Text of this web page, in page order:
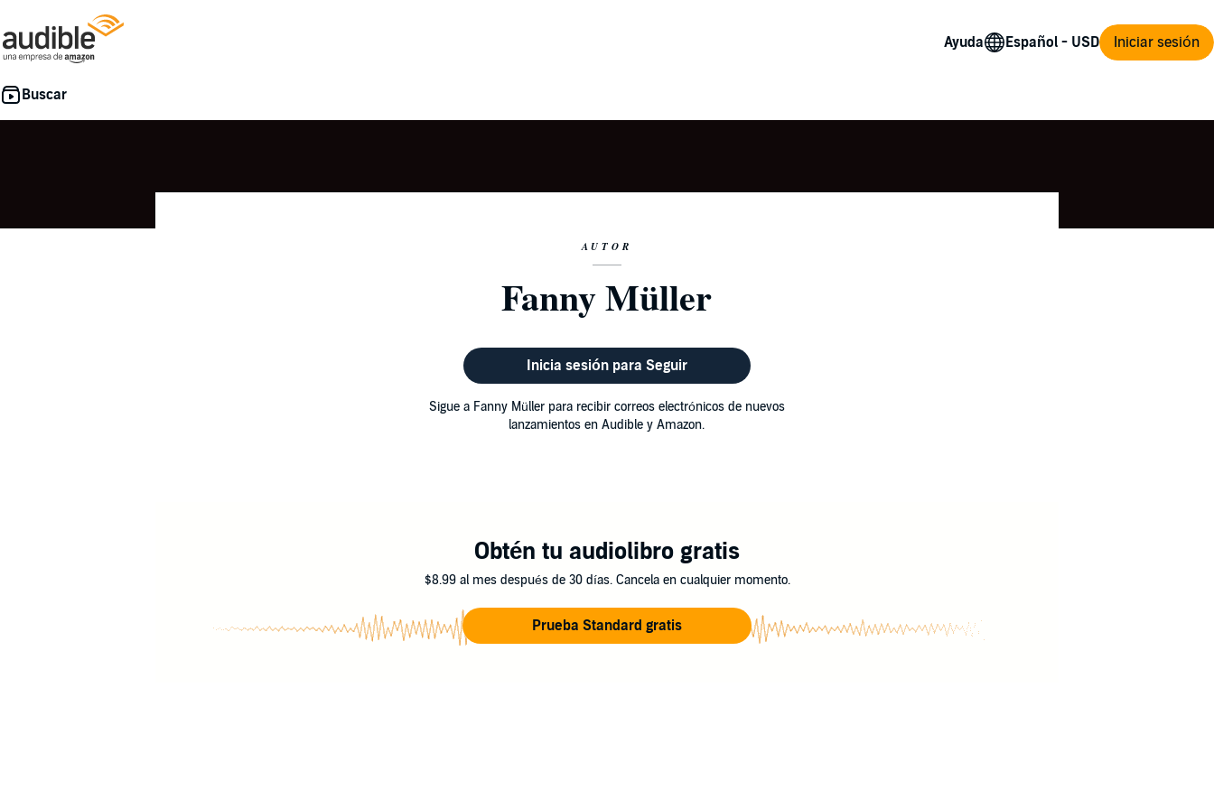
Ayuda Iniciar sesión
AUTOR
Fanny Müller
Inicia sesión para Seguir
Sigue a Fanny Müller para recibir correos electrónicos de nuevos
lanzamientos en Audible y Amazon.
Obtén tu audiolibro gratis
$8.99 al mes después de 30 días. Cancela en cualquier momento.
Prueba Standard gratis